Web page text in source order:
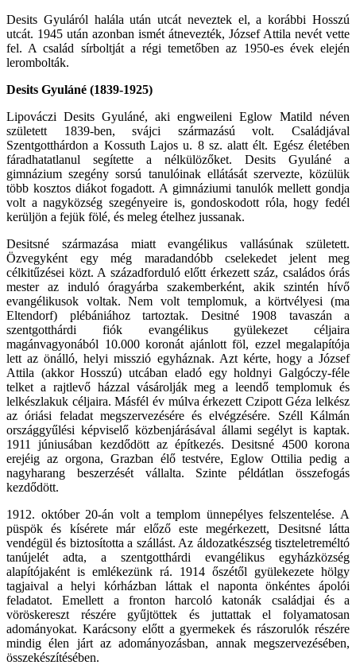
Desits Gyuláról halála után utcát neveztek el, a korábbi Hosszú
utcát. 1945 után azonban ismét átnevezték, József Attila nevét vette
fel. A család sírboltját a régi temetőben az 1950-es évek elején
lerombolták.
Desits Gyuláné (1839-1925)
Lipováczi Desits Gyuláné, aki engweileni Eglow Matild néven
született 1839-ben, svájci származású volt. Családjával
Szentgotthárdon a Kossuth Lajos u. 8 sz. alatt élt. Egész életében
fáradhatatlanul segítette a nélkülözőket. Desits Gyuláné a
gimnázium szegény sorsú tanulóinak ellátását szervezte, közülük
több kosztos diákot fogadott. A gimnáziumi tanulók mellett gondja
volt a nagyközség szegényeire is, gondoskodott róla, hogy fedél
kerüljön a fejük fölé, és meleg ételhez jussanak.
Desitsné származása miatt evangélikus vallásúnak született.
Özvegyként egy még maradandóbb cselekedet jelent meg
célkitűzései közt. A századforduló előtt érkezett száz, családos órás
mester az induló óragyárba szakemberként, akik szintén hívő
evangélikusok voltak. Nem volt templomuk, a körtvélyesi (ma
Eltendorf) plébániához tartoztak. Desitné 1908 tavaszán a
szentgotthárdi fiók evangélikus gyülekezet céljaira
magánvagyonából 10.000 koronát ajánlott föl, ezzel megalapítója
lett az önálló, helyi misszió egyháznak. Azt kérte, hogy a József
Attila (akkor Hosszú) utcában eladó egy holdnyi Galgóczy-féle
telket a rajtlevő házzal vásárolják meg a leendő templomuk és
lelkészlakuk céljaira. Másfél év múlva érkezett Czipott Géza lelkész
az óriási feladat megszervezésére és elvégzésére. Széll Kálmán
országgyűlési képviselő közbenjárásával állami segélyt is kaptak.
1911 júniusában kezdődött az építkezés. Desitsné 4500 korona
erejéig az orgona, Grazban élő testvére, Eglow Ottilia pedig a
nagyharang beszerzését vállalta. Szinte példátlan összefogás
kezdődött.
1912. október 20-án volt a templom ünnepélyes felszentelése. A
püspök és kísérete már előző este megérkezett, Desitsné látta
vendégül és biztosította a szállást. Az áldozatkészség tiszteletreméltó
tanújelét adta, a szentgotthárdi evangélikus egyházközség
alapítójaként is emlékezünk rá. 1914 őszétől gyülekezete hölgy
tagjaival a helyi kórházban láttak el naponta önkéntes ápolói
feladatot. Emellett a fronton harcoló katonák családjai és a
vöröskereszt részére gyűjtöttek és juttattak el folyamatosan
adományokat. Karácsony előtt a gyermekek és rászorulók részére
mindig élen járt az adományozásban, annak megszervezésében,
összekészítésében.